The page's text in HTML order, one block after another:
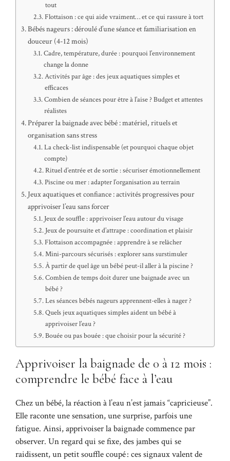
tout
Flottaison : ce qui aide vraiment… et ce qui rassure à tort
Bébés nageurs : déroulé d’une séance et familiarisation en
douceur (4-12 mois)
Cadre, température, durée : pourquoi l’environnement
change la donne
Activités par âge : des jeux aquatiques simples et
efficaces
Combien de séances pour être à l’aise ? Budget et attentes
réalistes
Préparer la baignade avec bébé : matériel, rituels et
organisation sans stress
La check-list indispensable (et pourquoi chaque objet
compte)
Rituel d’entrée et de sortie : sécuriser émotionnellement
Piscine ou mer : adapter l’organisation au terrain
Jeux aquatiques et confiance : activités progressives pour
apprivoiser l’eau sans forcer
Jeux de souffle : apprivoiser l’eau autour du visage
Jeux de poursuite et d’attrape : coordination et plaisir
Flottaison accompagnée : apprendre à se relâcher
Mini-parcours sécurisés : explorer sans surstimuler
À partir de quel âge un bébé peut-il aller à la piscine ?
Combien de temps doit durer une baignade avec un
bébé ?
Les séances bébés nageurs apprennent-elles à nager ?
Quels jeux aquatiques simples aident un bébé à
apprivoiser l’eau ?
Bouée ou pas bouée : que choisir pour la sécurité ?
Apprivoiser la baignade de 0 à 12 mois :
comprendre le bébé face à l’eau
Chez un bébé, la réaction à l’eau n’est jamais “capricieuse”.
Elle raconte une sensation, une surprise, parfois une
fatigue. Ainsi, apprivoiser la baignade commence par
observer. Un regard qui se fixe, des jambes qui se
raidissent, un petit souffle coupé : ces signaux valent de